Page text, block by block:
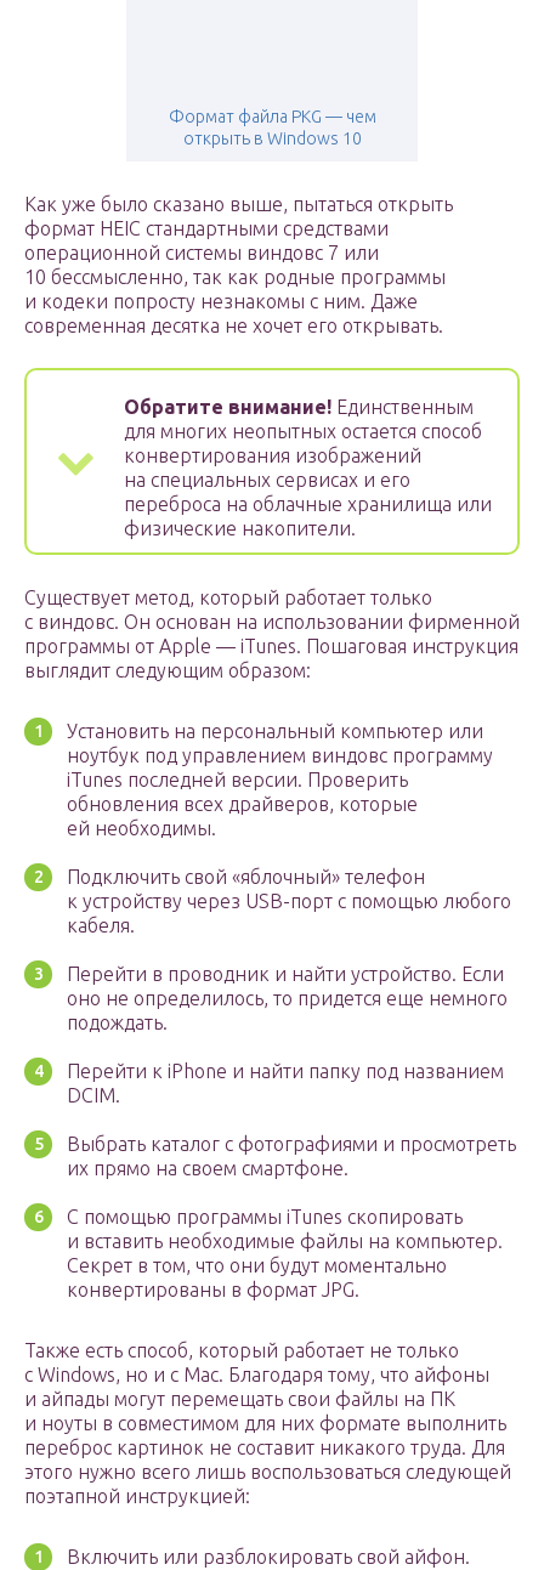
Формат файла PKG — чем
открыть в Windows 10
Как уже было сказано выше, пытаться открыть
формат HEIC стандартными средствами
операционной системы виндовс 7 или
10 бессмысленно, так как родные программы
и кодеки попросту незнакомы с ним. Даже
современная десятка не хочет его открывать.
Обратите внимание! Единственным
для многих неопытных остается способ
конвертирования изображений
на специальных сервисах и его
переброса на облачные хранилища или
физические накопители.
Существует метод, который работает только
с виндовс. Он основан на использовании фирменной
программы от Apple — iTunes. Пошаговая инструкция
выглядит следующим образом:
Установить на персональный компьютер или
ноутбук под управлением виндовс программу
iTunes последней версии. Проверить
обновления всех драйверов, которые
ей необходимы.
Подключить свой «яблочный» телефон
к устройству через USB-порт с помощью любого
кабеля.
Перейти в проводник и найти устройство. Если
оно не определилось, то придется еще немного
подождать.
Перейти к iPhone и найти папку под названием
DCIM.
Выбрать каталог с фотографиями и просмотреть
их прямо на своем смартфоне.
С помощью программы iTunes скопировать
и вставить необходимые файлы на компьютер.
Секрет в том, что они будут моментально
конвертированы в формат JPG.
Также есть способ, который работает не только
с Windows, но и с Mac. Благодаря тому, что айфоны
и айпады могут перемещать свои файлы на ПК
и ноуты в совместимом для них формате выполнить
переброс картинок не составит никакого труда. Для
этого нужно всего лишь воспользоваться следующей
поэтапной инструкцией:
Включить или разблокировать свой айфон.